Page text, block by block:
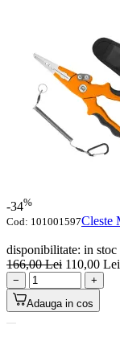
-34%
Cod: 101001597Cleste
disponibilitate: in stoc
166,00 Lei 110,00 Lei
−
+
Adauga in cos